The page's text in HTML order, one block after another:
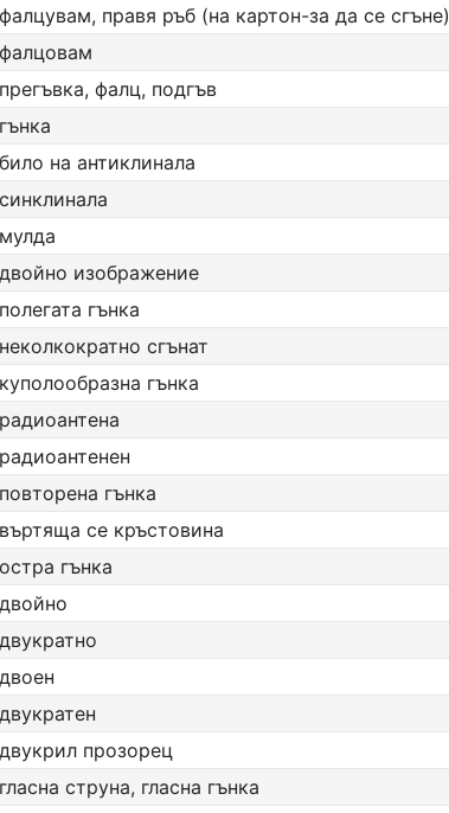
фалцувам, правя ръб (на картон-за да се сгъне)
фалцовам
прегъвка, фалц, подгъв
гънка
било на антиклинала
синклинала
мулда
двойно изображение
полегата гънка
неколкократно сгънат
куполообразна гънка
радиоантена
радиоантенен
повторена гънка
въртяща се кръстовина
остра гънка
двойно
двукратно
двоен
двукратен
двукрил прозорец
гласна струна, гласна гънка